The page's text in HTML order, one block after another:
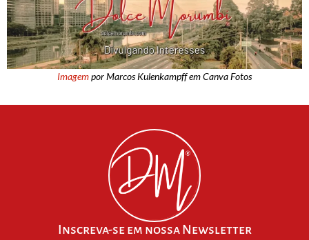
Imagempor Marcos Kulenkampff em Canva Fotos
Inscreva-se em nossa Newsletter